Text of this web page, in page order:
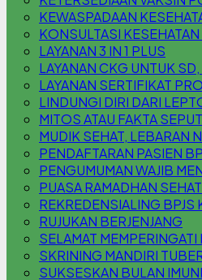
KEWASPADAAN
KONSULTASI
LAYANAN 3 IN 1 PLUS
LAYANAN CKG UNTUK
LAYANAN SERTIFIKAT
LINDUNGI DIRI DARI
MITOS ATAU FAKTA
MUDIK SEHAT, LEBARAN
PENDAFTARAN PASIEN
PENGUMUMAN WAJIB
PUASA RAMADHAN
REKREDENSIALING BPJS
RUJUKAN BERJENJANG
SELAMAT MEMPERINGATI
SKRINING MANDIRI
SUKSESKAN BULAN